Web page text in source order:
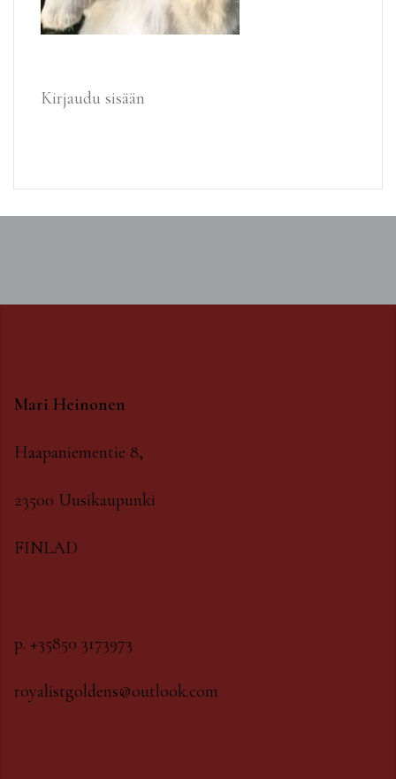
Kirjaudu sisään
Mari Heinonen
Haapaniementie 8,
23500 Uusikaupunki
FINLAD
p. +35850 3173973
royalistgoldens@outlook.com